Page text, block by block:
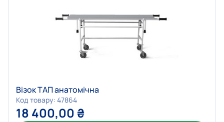
Візок ТАП анатомічна
Код товару: 47864
18 400,00 ₴